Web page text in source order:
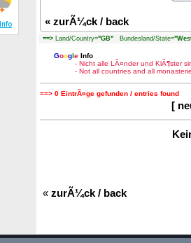
« zurÃ¼ck / back
==> Land/Country="GB" Bundesland/State=
Google Info
- Nicht alle LÃ¤nder und KlÃ¶ster
- Not all countries and all
==> 0 EintrÃ¤ge gefunden / entries found
[
« zurÃ¼ck / back